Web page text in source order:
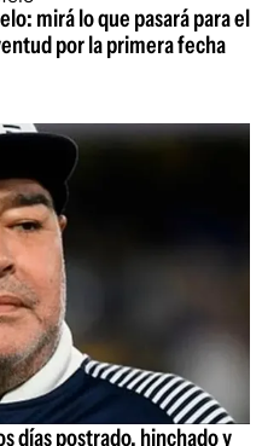
mirá lo que pasará para el
por la primera fecha
días postrado, hinchado y